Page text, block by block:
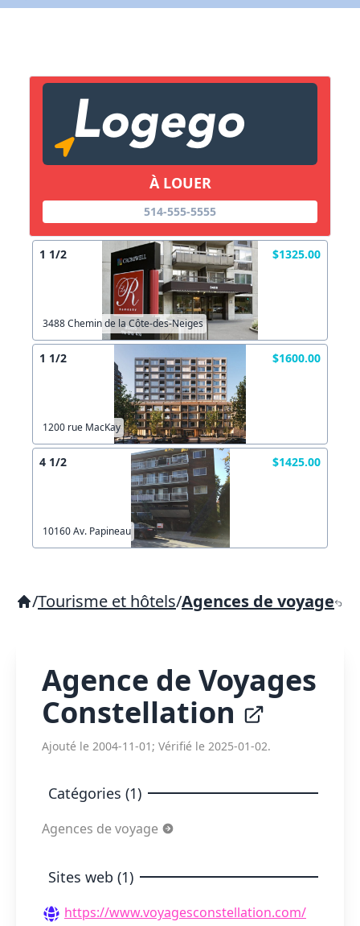
À LOUER
514-555-5555
1 1/2 $1325.00
3488 Chemin de la Côte-des-Neiges
1 1/2 $1600.00
1200 rue MacKay
4 1/2 $1425.00
10160 Av. Papineau
/Tourisme et hôtels/Agences de voyage
Agence de Voyages
Constellation
Ajouté le 2004-11-01; Vérifié le 2025-01-02.
Catégories (1)
Agences de voyage
Sites web (1)
https://www.voyagesconstellation.com/
Lien vers inscription (sera inclus dans courriel)
Copier lien
X Fermer Envoyez